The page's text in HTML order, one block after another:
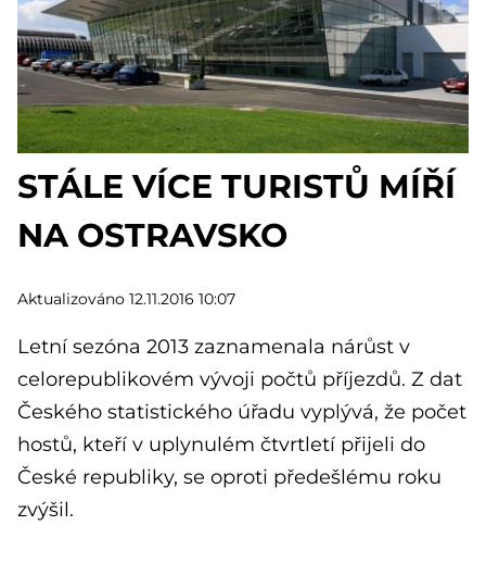
STÁLE VÍCE TURISTŮ MÍŘÍ
NA OSTRAVSKO
Aktualizováno 12.11.2016 10:07
Letní sezóna 2013 zaznamenala nárůst v
celorepublikovém vývoji počtů příjezdů. Z dat
Českého statistického úřadu vyplývá, že počet
hostů, kteří v uplynulém čtvrtletí přijeli do
České republiky, se oproti předešlému roku
zvýšil.